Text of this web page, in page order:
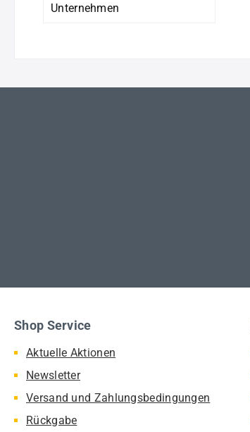
Unternehmen
Shop Service
Aktuelle Aktionen
Newsletter
Versand und Zahlungsbedingungen
Rückgabe